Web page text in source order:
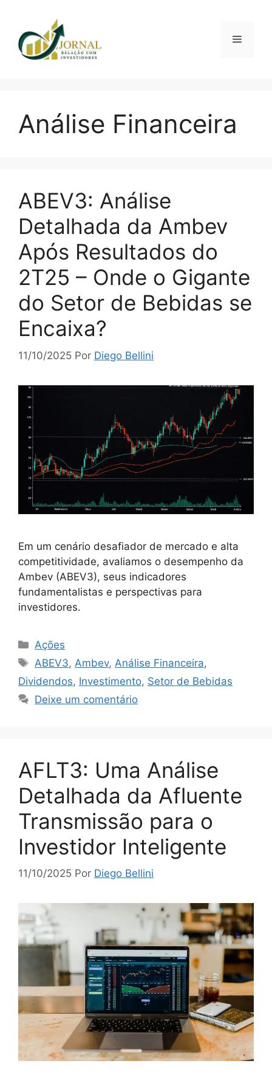
conteúdo
Menu
Análise Financeira
ABEV3: Análise
Detalhada da Ambev
Após Resultados do
2T25 – Onde o Gigante
do Setor de Bebidas se
Encaixa?
11/10/2025 Por Diego Bellini
Em um cenário desafiador de mercado e alta
competitividade, avaliamos o desempenho da
Ambev (ABEV3), seus indicadores
fundamentalistas e perspectivas para
investidores.
Categorias
Ações
Tags
ABEV3, Ambev, Análise Financeira,
Dividendos, Investimento, Setor de Bebidas
Deixe um comentário
AFLT3: Uma Análise
Detalhada da Afluente
Transmissão para o
Investidor Inteligente
11/10/2025 Por Diego Bellini